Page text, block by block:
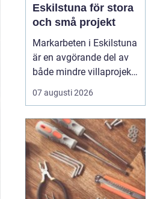
Eskilstuna för stora
och små projekt
Markarbeten i Eskilstuna
är en avgörande del av
både mindre villaprojekt
och större
byggsatsningar, och rätt
en stabil grund för allt
som ska byggas
ovanpå. När marken
förbere...
07 augusti 2026